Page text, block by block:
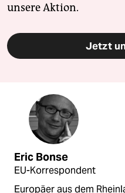
unsere Aktion.
Jetzt
Eric Bonse
EU-Korrespondent
Europäer aus dem